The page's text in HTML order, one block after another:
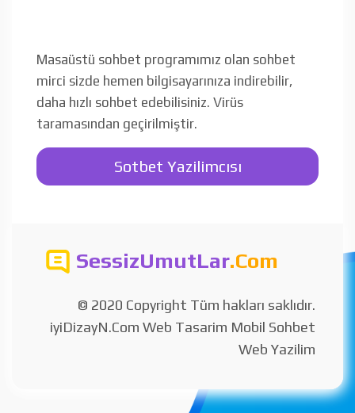
Masaüstü sohbet programımız olan sohbet
mirci sizde hemen bilgisayarınıza indirebilir,
daha hızlı sohbet edebilisiniz. Virüs
taramasından geçirilmiştir.
Sotbet Yazilimcısı
SessizUmutLar.Com
© 2020 Copyright Tüm hakları saklıdır.
iyiDizayN.Com Web Tasarim Mobil Sohbet
Web Yazilim